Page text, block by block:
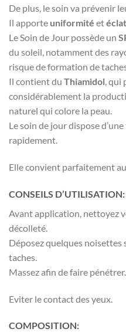
De plus, le soin va prévenir
Il apporte uniformité etéclat
Le Soin de Jour possède un
du soleil, notamment des
risque de formation de
Il contient du Thiamidol, qui
considérablement la
naturel qui colore la peau.
Le soin de jour dispose
rapidement.
Elle convient parfaitement
CONSEILS D’UTILISATION:
Avant application, nettoyez
décolleté.
Déposez quelques noisettes
taches.
Massez afin de faire pénétrer.
Eviter le contact des yeux.
COMPOSITION: